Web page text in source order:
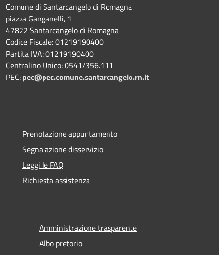
Comune di Santarcangelo di Romagna
piazza Ganganelli, 1
47822 Santarcangelo di Romagna
Codice Fiscale: 01219190400
Partita IVA: 01219190400
Centralino Unico: 0541/356.111
PEC: pec@pec.comune.santarcangelo.rn.it
Prenotazione appuntamento
Segnalazione disservizio
Leggi le FAQ
Richiesta assistenza
Amministrazione trasparente
Albo pretorio